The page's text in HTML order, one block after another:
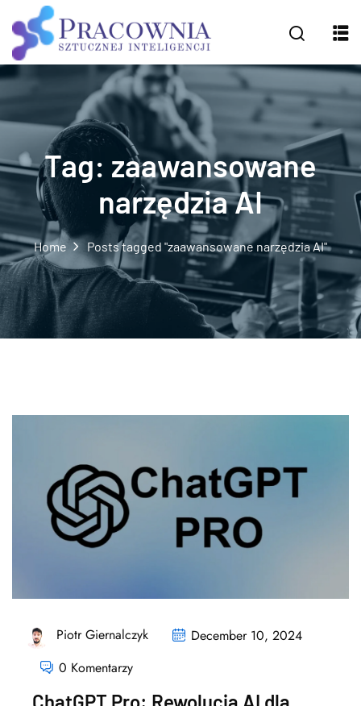
Tag: zaawansowane
narzędzia AI
Home Posts tagged "zaawansowane narzędzia AI"
Piotr Giernalczyk
December 10, 2024
0 Komentarzy